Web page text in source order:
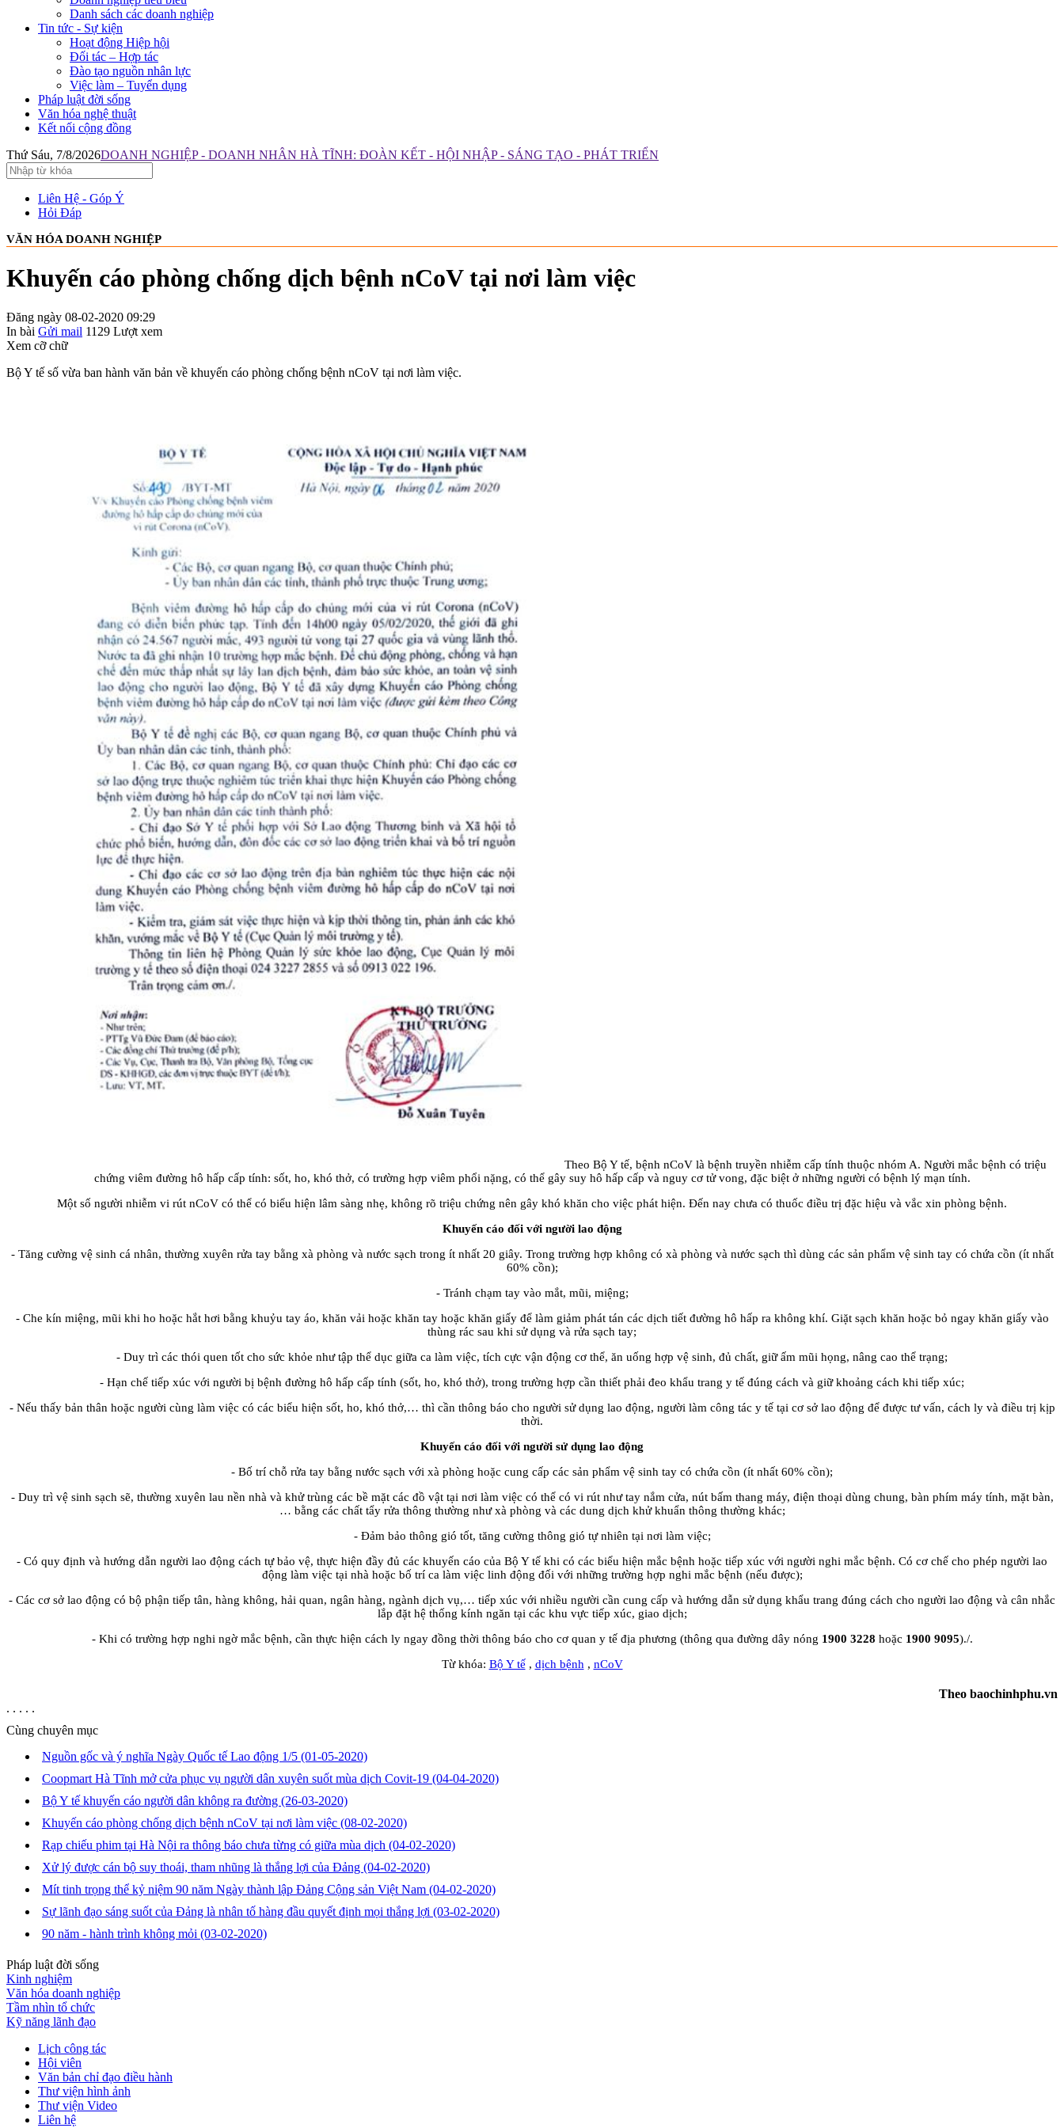
Danh sách các doanh nghiệp
Tin tức - Sự kiện
Hoạt động Hiệp hội
Đối tác – Hợp tác
Đào tạo nguồn nhân lực
Việc làm – Tuyển dụng
Pháp luật đời sống
Văn hóa nghệ thuật
Kết nối cộng đồng
Thứ Sáu, 7/8/2026DOANH NGHIỆP - DOANH NHÂN HÀ TĨNH: ĐOÀN KẾT - HỘI NHẬP - SÁNG TẠO - PHÁT TRIỂN
Liên Hệ - Góp Ý
Hỏi Đáp
VĂN HÓA DOANH NGHIỆP
Khuyến cáo phòng chống dịch bệnh nCoV tại nơi làm việc
Đăng ngày 08-02-2020 09:29
In bài Gửi mail 1129 Lượt xem
Xem cỡ chữ
Bộ Y tế số vừa ban hành văn bản về khuyến cáo phòng chống bệnh nCoV tại nơi làm việc.
Theo Bộ Y tế, bệnh nCoV là bệnh truyền nhiễm cấp tính thuộc nhóm A. Người mắc bệnh có triệu
chứng viêm đường hô hấp cấp tính: sốt, ho, khó thở, có trường hợp viêm phổi nặng, có thể gây suy hô hấp cấp và nguy cơ tử vong, đặc biệt ở những người có bệnh lý mạn tính.
Một số người nhiễm vi rút nCoV có thể có biểu hiện lâm sàng nhẹ, không rõ triệu chứng nên gây khó khăn cho việc phát hiện. Đến nay chưa có thuốc điều trị đặc hiệu và vắc xin phòng bệnh.
Khuyến cáo đối với người lao động
- Tăng cường vệ sinh cá nhân, thường xuyên rửa tay bằng xà phòng và nước sạch trong ít nhất 20 giây. Trong trường hợp không có xà phòng và nước sạch thì dùng các sản phẩm vệ sinh tay có chứa cồn (ít nhất
60% cồn);
- Tránh chạm tay vào mắt, mũi, miệng;
- Che kín miệng, mũi khi ho hoặc hắt hơi bằng khuỷu tay áo, khăn vải hoặc khăn tay hoặc khăn giấy để làm giảm phát tán các dịch tiết đường hô hấp ra không khí. Giặt sạch khăn hoặc bỏ ngay khăn giấy vào
thùng rác sau khi sử dụng và rửa sạch tay;
- Duy trì các thói quen tốt cho sức khỏe như tập thể dục giữa ca làm việc, tích cực vận động cơ thể, ăn uống hợp vệ sinh, đủ chất, giữ ấm mũi họng, nâng cao thể trạng;
- Hạn chế tiếp xúc với người bị bệnh đường hô hấp cấp tính (sốt, ho, khó thở), trong trường hợp cần thiết phải đeo khẩu trang y tế đúng cách và giữ khoảng cách khi tiếp xúc;
- Nếu thấy bản thân hoặc người cùng làm việc có các biểu hiện sốt, ho, khó thở,… thì cần thông báo cho người sử dụng lao động, người làm công tác y tế tại cơ sở lao động để được tư vấn, cách ly và điều trị kịp
thời.
Khuyến cáo đối với người sử dụng lao động
- Bố trí chỗ rửa tay bằng nước sạch với xà phòng hoặc cung cấp các sản phẩm vệ sinh tay có chứa cồn (ít nhất 60% cồn);
- Duy trì vệ sinh sạch sẽ, thường xuyên lau nền nhà và khử trùng các bề mặt các đồ vật tại nơi làm việc có thể có vi rút như tay nắm cửa, nút bấm thang máy, điện thoại dùng chung, bàn phím máy tính, mặt bàn,
… bằng các chất tẩy rửa thông thường như xà phòng và các dung dịch khử khuẩn thông thường khác;
- Đảm bảo thông gió tốt, tăng cường thông gió tự nhiên tại nơi làm việc;
- Có quy định và hướng dẫn người lao động cách tự bảo vệ, thực hiện đầy đủ các khuyến cáo của Bộ Y tế khi có các biểu hiện mắc bệnh hoặc tiếp xúc với người nghi mắc bệnh. Có cơ chế cho phép người lao
động làm việc tại nhà hoặc bố trí ca làm việc linh động đối với những trường hợp nghi mắc bệnh (nếu được);
- Các cơ sở lao động có bộ phận tiếp tân, hàng không, hải quan, ngân hàng, ngành dịch vụ,… tiếp xúc với nhiều người cần cung cấp và hướng dẫn sử dụng khẩu trang đúng cách cho người lao động và cân nhắc
lắp đặt hệ thống kính ngăn tại các khu vực tiếp xúc, giao dịch;
- Khi có trường hợp nghi ngờ mắc bệnh, cần thực hiện cách ly ngay đồng thời thông báo cho cơ quan y tế địa phương (thông qua đường dây nóng 1900 3228 hoặc 1900 9095)./.
Từ khóa: Bộ Y tế , dịch bệnh , nCoV
Theo baochinhphu.vn
. . . . .
Cùng chuyên mục
Nguồn gốc và ý nghĩa Ngày Quốc tế Lao động 1/5 (01-05-2020)
Coopmart Hà Tĩnh mở cửa phục vụ người dân xuyên suốt mùa dịch Covit-19 (04-04-2020)
Bộ Y tế khuyến cáo người dân không ra đường (26-03-2020)
Khuyến cáo phòng chống dịch bệnh nCoV tại nơi làm việc (08-02-2020)
Rạp chiếu phim tại Hà Nội ra thông báo chưa từng có giữa mùa dịch (04-02-2020)
Xử lý được cán bộ suy thoái, tham nhũng là thắng lợi của Đảng (04-02-2020)
Mít tinh trọng thể kỷ niệm 90 năm Ngày thành lập Đảng Cộng sản Việt Nam (04-02-2020)
Sự lãnh đạo sáng suốt của Đảng là nhân tố hàng đầu quyết định mọi thắng lợi (03-02-2020)
90 năm - hành trình không mỏi (03-02-2020)
Pháp luật đời sống
Kinh nghiệm
Văn hóa doanh nghiệp
Tầm nhìn tổ chức
Kỹ năng lãnh đạo
Lịch công tác
Hội viên
Văn bản chỉ đạo điều hành
Thư viện hình ảnh
Thư viện Video
Liên hệ